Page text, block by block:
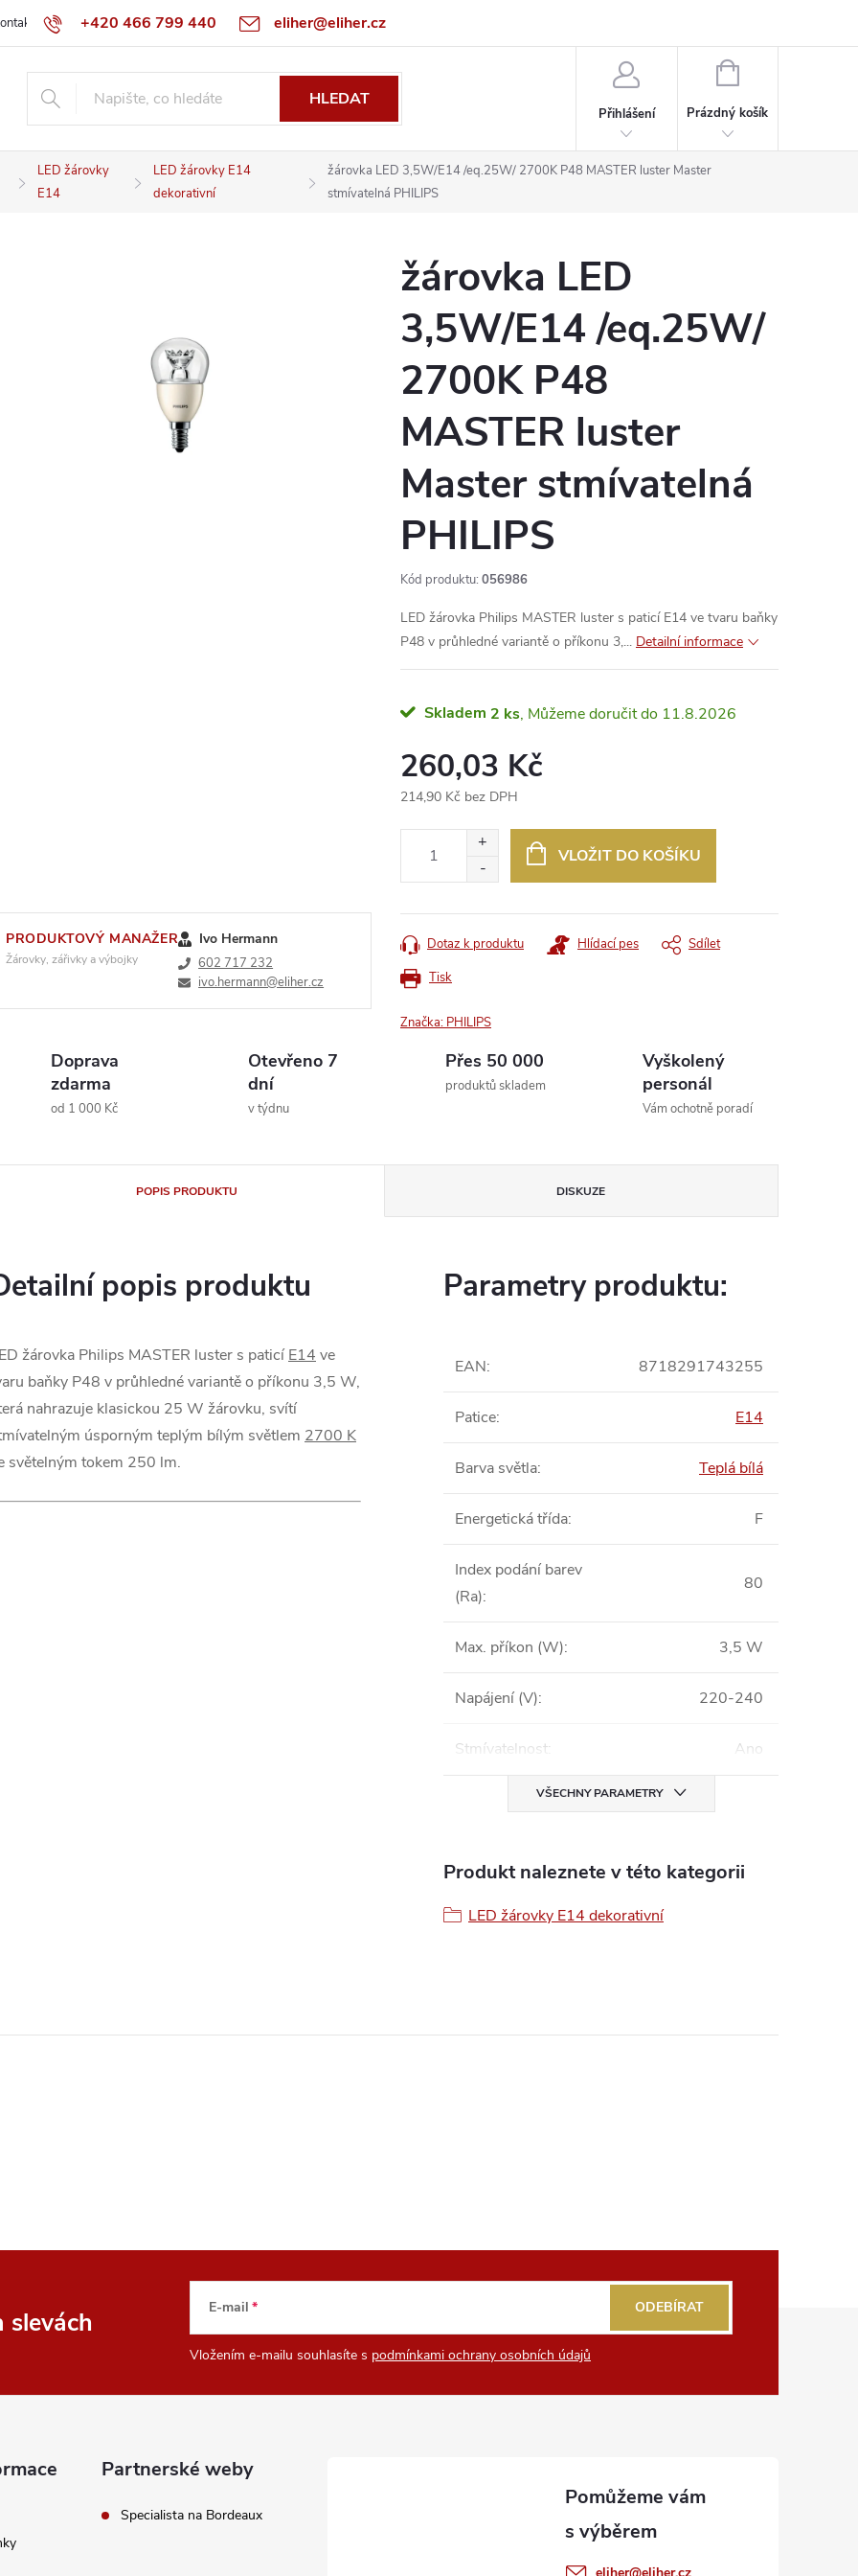
+420 466 799 440 eliher@eliher.cz
Obchodní podmínky Reklamační řád Specialista na Bordeaux
HLEDAT
Přihlášení
NÁKUPNÍ
Prázdný košík
LED žárovky
E14
LED žárovky E14
dekorativní
žárovka LED 3,5W/E14 /eq.25W/ 2700K P48 MASTER luster Master
stmívatelná PHILIPS
PRODUKTOVÝ MANAŽER
Žárovky, zářivky a výbojky
Ivo Hermann
602 717 232
ivo.hermann@eliher.cz
žárovka LED
3,5W/E14 /eq.25W/
2700K P48
MASTER luster
Master stmívatelná
PHILIPS
Kód produktu: 056986
LED žárovka Philips MASTER luster s paticí E14 ve tvaru baňky
P48 v průhledné variantě o příkonu 3,... Detailní informace
Skladem 2 ks 11.8.2026
260,03 Kč
214,90 Kč bez DPH
VLOŽIT DO KOŠÍKU
Tisk
Dotaz k produktu Hlídací pes Sdílet
Značka: PHILIPS
Doprava
zdarma
od 1 000 Kč
Otevřeno 7
dní
v týdnu
Přes 50 000
produktů skladem
Vyškolený
personál
Vám ochotně poradí
POPIS PRODUKTU DISKUZE
popis produktu
žárovka Philips MASTER luster s paticí E14 ve
baňky P48 v průhledné variantě o příkonu 3,5 W,
nahrazuje klasickou 25 W žárovku, svítí
úsporným teplým bílým světlem 2700 K
světelným tokem 250 lm.
Parametry produktu:
EAN: 8718291743255
Patice: E14
Barva světla: Teplá bílá
Energetická třída: F
Index podání barev
(Ra):
80
Max. příkon (W): 3,5 W
Napájení (V): 220-240
Stmívatelnost: Ano
VŠECHNY PARAMETRY
Produkt naleznete v této kategorii
LED žárovky E14 dekorativní
slevách E-mail
Vložením e-mailu souhlasíte s podmínkami ochrany osobních údajů
ODEBÍRAT
Partnerské weby
Specialista na Bordeaux